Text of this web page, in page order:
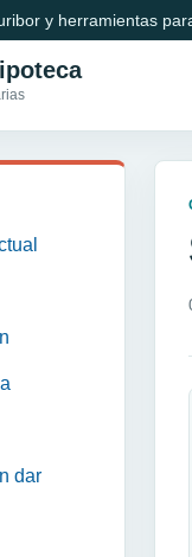
y herramientas
dar